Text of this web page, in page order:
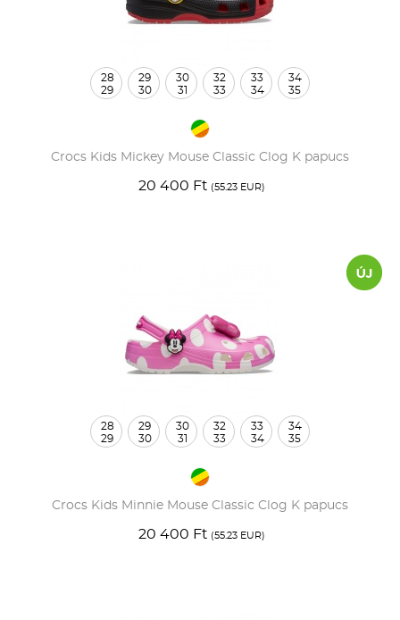
Crocs Kids Mickey Mouse Classic Clog K papucs
20 400 Ft (55.23 EUR)
28
29
29
30
30
31
32
33
33
34
34
35
Crocs Kids Minnie Mouse Classic Clog K papucs
20 400 Ft (55.23 EUR)
28
29
29
30
30
31
32
33
33
34
34
35